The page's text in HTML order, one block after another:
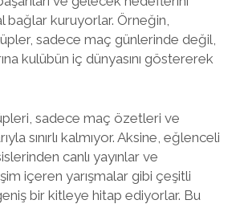
bağlar kuruyorlar. Örneğin,
sadece maç günlerinde değil,
kulübün iç dünyasını göstererek
sadece maç özetleri ve
sınırlı kalmıyor. Aksine, eğlenceli
canlı yayınlar ve
içeren yarışmalar gibi çeşitli
bir kitleye hitap ediyorlar. Bu